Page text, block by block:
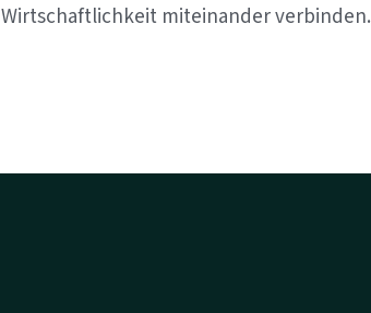
Wirtschaftlichkeit miteinander verbinden.